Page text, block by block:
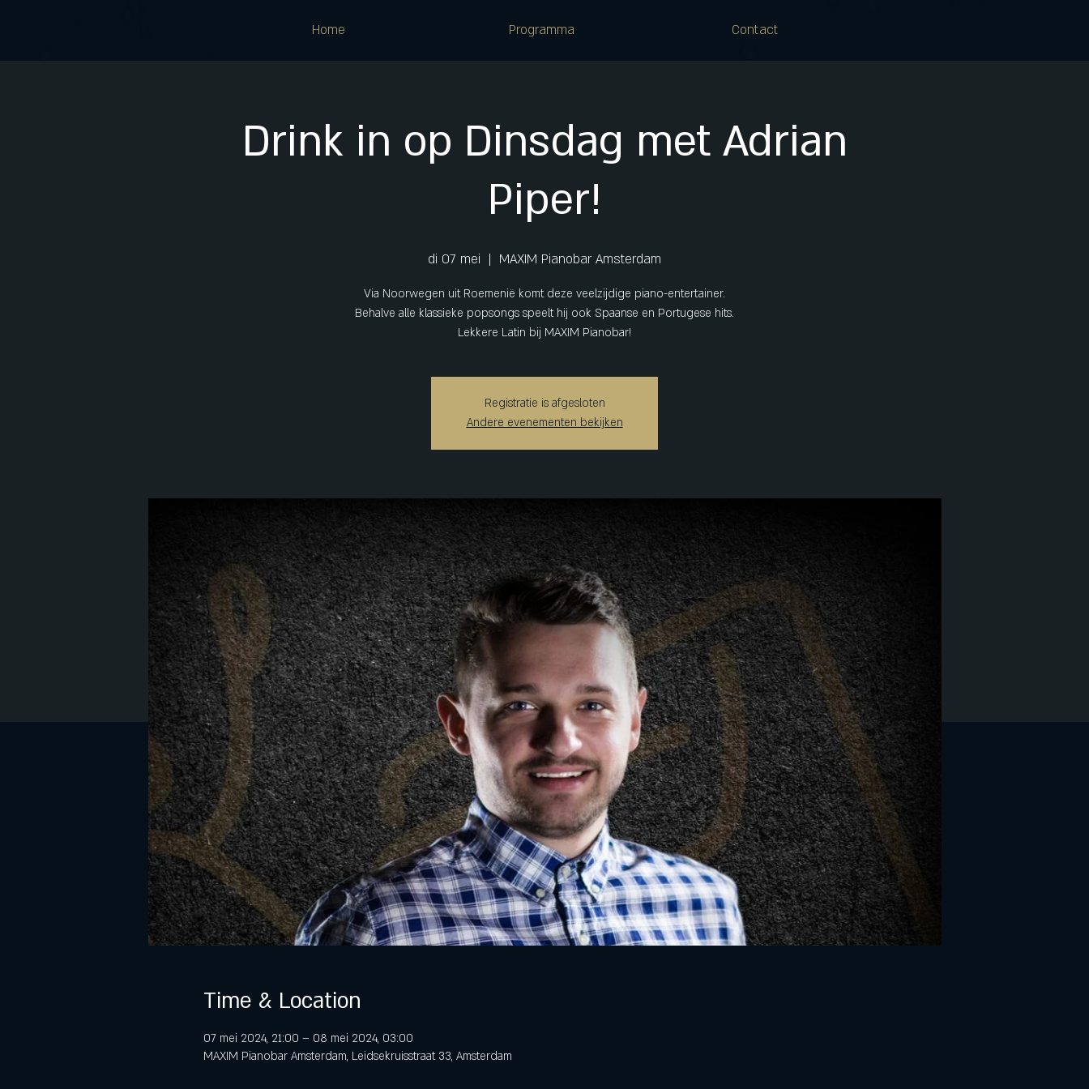
Home Programma Contact
Drink in op Dinsdag met Adrian
Piper!
di 07 mei
  |
MAXIM Pianobar Amsterdam
Via Noorwegen uit Roemenië komt deze veelzijdige piano-entertainer.
Behalve alle klassieke popsongs speelt hij ook Spaanse en Portugese hits.
Lekkere Latin bij MAXIM Pianobar!
Registratie is afgesloten
Andere evenementen bekijken
Time & Location
07 mei 2024, 21:00 – 08 mei 2024, 03:00
MAXIM Pianobar Amsterdam, Leidsekruisstraat 33, Amsterdam